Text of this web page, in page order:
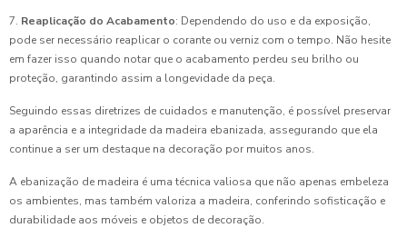
7. Reaplicação do Acabamento: Dependendo do uso e da exposição,
pode ser necessário reaplicar o corante ou verniz com o tempo. Não hesite
em fazer isso quando notar que o acabamento perdeu seu brilho ou
proteção, garantindo assim a longevidade da peça.
Seguindo essas diretrizes de cuidados e manutenção, é possível preservar
a aparência e a integridade da madeira ebanizada, assegurando que ela
continue a ser um destaque na decoração por muitos anos.
A ebanização de madeira é uma técnica valiosa que não apenas embeleza
os ambientes, mas também valoriza a madeira, conferindo sofisticação e
durabilidade aos móveis e objetos de decoração.